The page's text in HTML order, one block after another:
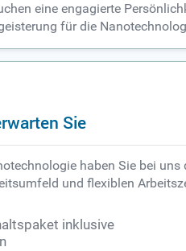
eine engagierte
für die
Sie
haben Sie bei
und flexiblen
inklusive